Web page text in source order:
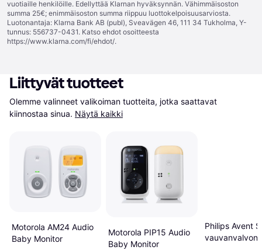
vuotiaille henkilöille. Edellyttää Klarnan hyväksynnän. Vähimmäisoston
summa 25€; enimmäisoston summa riippuu luottokelpoisuusarviosta.
Luotonantaja: Klarna Bank AB (publ), Sveavägen 46, 111 34 Tukholma, Y-
tunnus: 556737-0431. Katso ehdot osoitteesta
https://www.klarna.com/fi/ehdot/.
Liittyvät tuotteet
Olemme valinneet valikoiman tuotteita, jotka saattavat
kiinnostaa sinua. Näytä kaikki
Motorola AM24 Audio
Baby Monitor
Motorola PIP15 Audio
Baby Monitor
Philips Avent